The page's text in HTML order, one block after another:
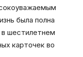
была полна
в шестилетнем
карточек во